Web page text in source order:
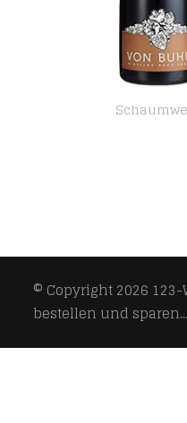
© Copyright 2026
bestellen und